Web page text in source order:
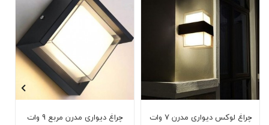
چراغ لوکس دیواری مدرن 7 وات چراغ دیواری مدرن مربع 9 وات